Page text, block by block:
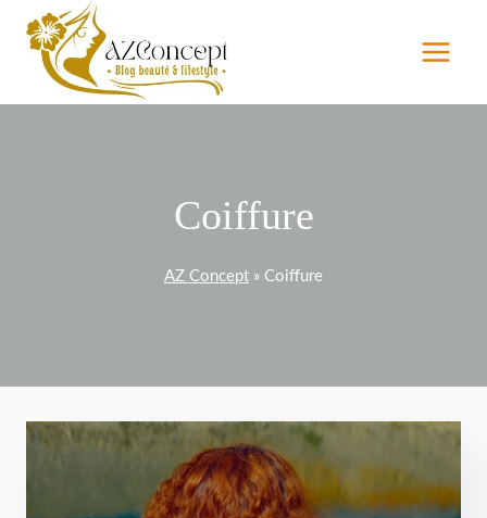
Aller
contenu
Coiffure
AZ Concept » Coiffure